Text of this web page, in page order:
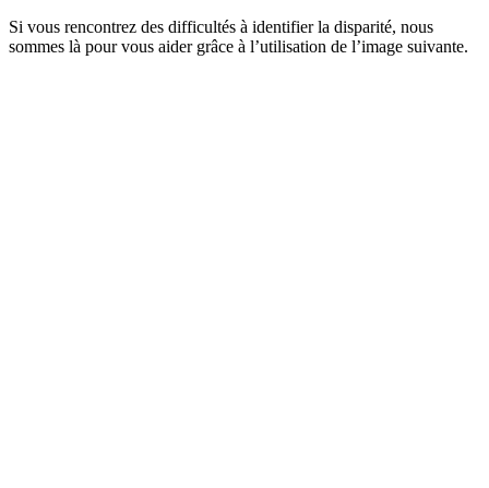
Si vous rencontrez des difficultés à identifier la disparité, nous
sommes là pour vous aider grâce à l’utilisation de l’image suivante.